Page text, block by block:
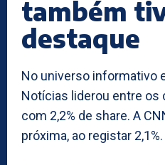
também
destaque
No universo informativo
Notícias liderou entre os
com 2,2% de share. A
próxima, ao registar 2,1%.